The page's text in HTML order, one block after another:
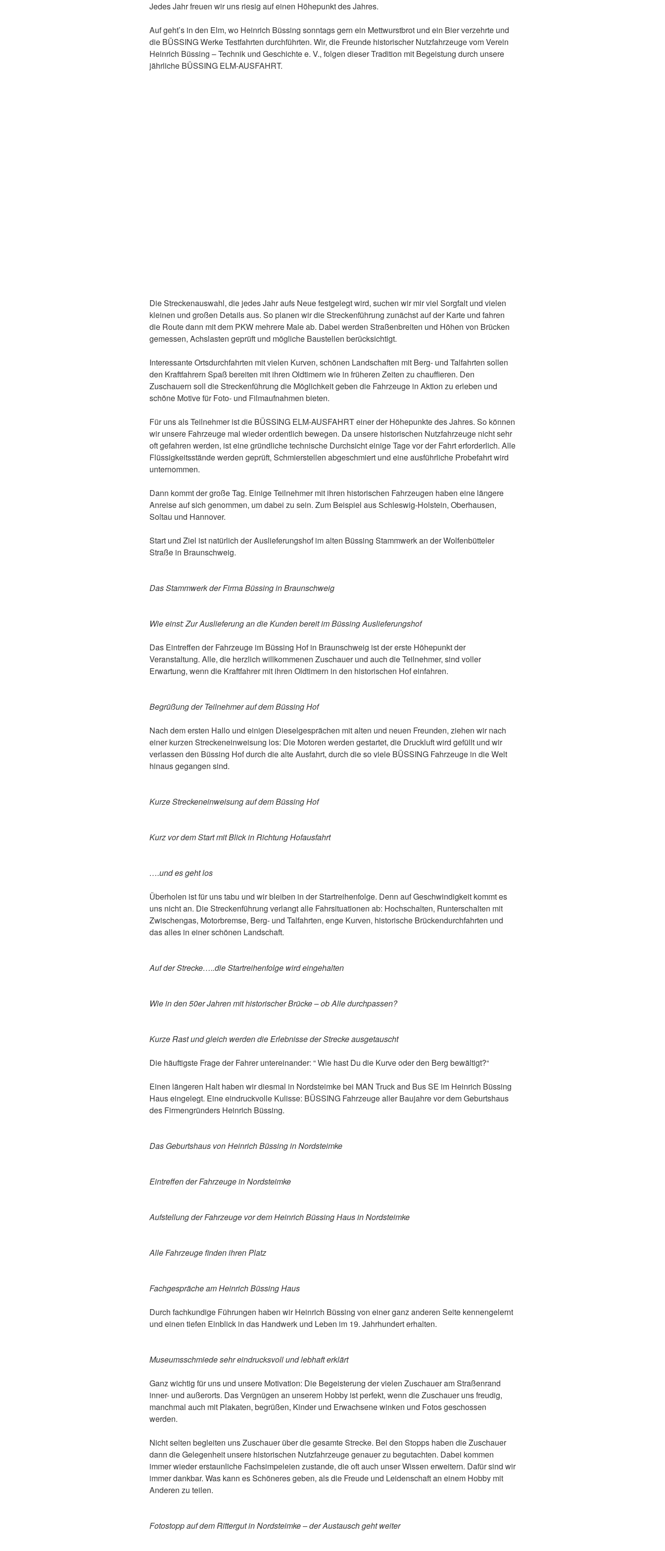
Jedes Jahr freuen wir uns riesig auf einen Höhepunkt des Jahres.
Auf geht’s in den Elm, wo Heinrich Büssing sonntags gern ein Mettwurstbrot und ein Bier verzehrte und
die BÜSSING Werke Testfahrten durchführten. Wir, die Freunde historischer Nutzfahrzeuge vom Verein
Heinrich Büssing – Technik und Geschichte e. V., folgen dieser Tradition mit Begeistung durch unsere
jährliche BÜSSING ELM-AUSFAHRT.
Die Streckenauswahl, die jedes Jahr aufs Neue festgelegt wird, suchen wir mir viel Sorgfalt und vielen
kleinen und großen Details aus. So planen wir die Streckenführung zunächst auf der Karte und fahren
die Route dann mit dem PKW mehrere Male ab. Dabei werden Straßenbreiten und Höhen von Brücken
gemessen, Achslasten geprüft und mögliche Baustellen berücksichtigt.
Interessante Ortsdurchfahrten mit vielen Kurven, schönen Landschaften mit Berg- und Talfahrten sollen
den Kraftfahrern Spaß bereiten mit ihren Oldtimern wie in früheren Zeiten zu chauffieren. Den
Zuschauern soll die Streckenführung die Möglichkeit geben die Fahrzeuge in Aktion zu erleben und
schöne Motive für Foto- und Filmaufnahmen bieten.
Für uns als Teilnehmer ist die BÜSSING ELM-AUSFAHRT einer der Höhepunkte des Jahres. So können
wir unsere Fahrzeuge mal wieder ordentlich bewegen. Da unsere historischen Nutzfahrzeuge nicht sehr
oft gefahren werden, ist eine gründliche technische Durchsicht einige Tage vor der Fahrt erforderlich. Alle
Flüssigkeitsstände werden geprüft, Schmierstellen abgeschmiert und eine ausführliche Probefahrt wird
unternommen.
Dann kommt der große Tag. Einige Teilnehmer mit ihren historischen Fahrzeugen haben eine längere
Anreise auf sich genommen, um dabei zu sein. Zum Beispiel aus Schleswig-Holstein, Oberhausen,
Soltau und Hannover.
Start und Ziel ist natürlich der Auslieferungshof im alten Büssing Stammwerk an der Wolfenbütteler
Straße in Braunschweig.
Das Stammwerk der Firma Büssing in Braunschweig
Wie einst: Zur Auslieferung an die Kunden bereit im Büssing Auslieferungshof
Das Eintreffen der Fahrzeuge im Büssing Hof in Braunschweig ist der erste Höhepunkt der
Veranstaltung. Alle, die herzlich willkommenen Zuschauer und auch die Teilnehmer, sind voller
Erwartung, wenn die Kraftfahrer mit ihren Oldtimern in den historischen Hof einfahren.
Begrüßung der Teilnehmer auf dem Büssing Hof
Nach dem ersten Hallo und einigen Dieselgesprächen mit alten und neuen Freunden, ziehen wir nach
einer kurzen Streckeneinweisung los: Die Motoren werden gestartet, die Druckluft wird gefüllt und wir
verlassen den Büssing Hof durch die alte Ausfahrt, durch die so viele BÜSSING Fahrzeuge in die Welt
hinaus gegangen sind.
Kurze Streckeneinweisung auf dem Büssing Hof
Kurz vor dem Start mit Blick in Richtung Hofausfahrt
….und es geht los
Überholen ist für uns tabu und wir bleiben in der Startreihenfolge. Denn auf Geschwindigkeit kommt es
uns nicht an. Die Streckenführung verlangt alle Fahrsituationen ab: Hochschalten, Runterschalten mit
Zwischengas, Motorbremse, Berg- und Talfahrten, enge Kurven, historische Brückendurchfahrten und
das alles in einer schönen Landschaft.
Auf der Strecke…..die Startreihenfolge wird eingehalten
Wie in den 50er Jahren mit historischer Brücke – ob Alle durchpassen?
Kurze Rast und gleich werden die Erlebnisse der Strecke ausgetauscht
Die häuftigste Frage der Fahrer untereinander: “ Wie hast Du die Kurve oder den Berg bewältigt?“
Einen längeren Halt haben wir diesmal in Nordsteimke bei MAN Truck and Bus SE im Heinrich Büssing
Haus eingelegt. Eine eindruckvolle Kulisse: BÜSSING Fahrzeuge aller Baujahre vor dem Geburtshaus
des Firmengründers Heinrich Büssing.
Das Geburtshaus von Heinrich Büssing in Nordsteimke
Eintreffen der Fahrzeuge in Nordsteimke
Aufstellung der Fahrzeuge vor dem Heinrich Büssing Haus in Nordsteimke
Alle Fahrzeuge finden ihren Platz
Fachgespräche am Heinrich Büssing Haus
Durch fachkundige Führungen haben wir Heinrich Büssing von einer ganz anderen Seite kennengelernt
und einen tiefen Einblick in das Handwerk und Leben im 19. Jahrhundert erhalten.
Museumsschmiede sehr eindrucksvoll und lebhaft erklärt
Ganz wichtig für uns und unsere Motivation: Die Begeisterung der vielen Zuschauer am Straßenrand
inner- und außerorts. Das Vergnügen an unserem Hobby ist perfekt, wenn die Zuschauer uns freudig,
manchmal auch mit Plakaten, begrüßen, Kinder und Erwachsene winken und Fotos geschossen
werden.
Nicht selten begleiten uns Zuschauer über die gesamte Strecke. Bei den Stopps haben die Zuschauer
dann die Gelegenheit unsere historischen Nutzfahrzeuge genauer zu begutachten. Dabei kommen
immer wieder erstaunliche Fachsimpeleien zustande, die oft auch unser Wissen erweitern. Dafür sind wir
immer dankbar. Was kann es Schöneres geben, als die Freude und Leidenschaft an einem Hobby mit
Anderen zu teilen.
Fotostopp auf dem Rittergut in Nordsteimke – der Austausch geht weiter